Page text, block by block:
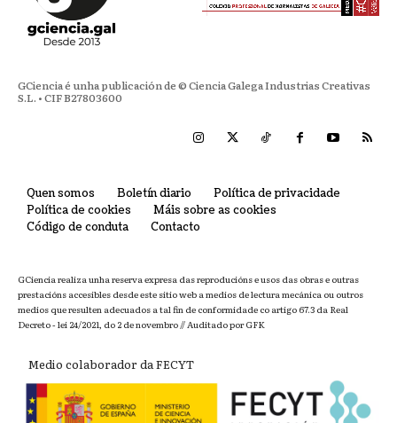
GCiencia é unha publicación de © Ciencia Galega Industrias Creativas
S.L. • CIF B27803600
Quen somos Boletín diario
Política de privacidade
Política de cookies
Máis sobre as cookies
Código de conduta
Contacto
GCiencia realiza unha reserva expresa das reproducións e usos das obras e outras
prestacións accesibles desde este sitio web a medios de lectura mecánica ou outros
medios que resulten adecuados a tal fin de conformidade co artigo 67.3 da Real
Decreto - lei 24/2021, do 2 de novembro // Auditado por GFK
Medio colaborador da FECYT